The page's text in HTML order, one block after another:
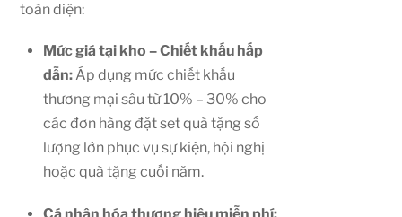
toàn diện:
Mức giá tại kho – Chiết khấu hấp
dẫn:Áp dụng mức chiết khấu
thương mại sâu từ 10% – 30% cho
các đơn hàng đặt set quà tặng số
lượng lớn phục vụ sự kiện, hội nghị
hoặc quà tặng cuối năm.
Cá nhân hóa thương hiệu miễn phí: